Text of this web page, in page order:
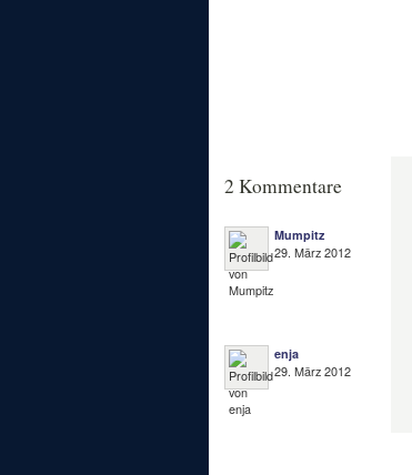
2 Kommentare
Mumpitz
29. März 2012
enja
29. März 2012